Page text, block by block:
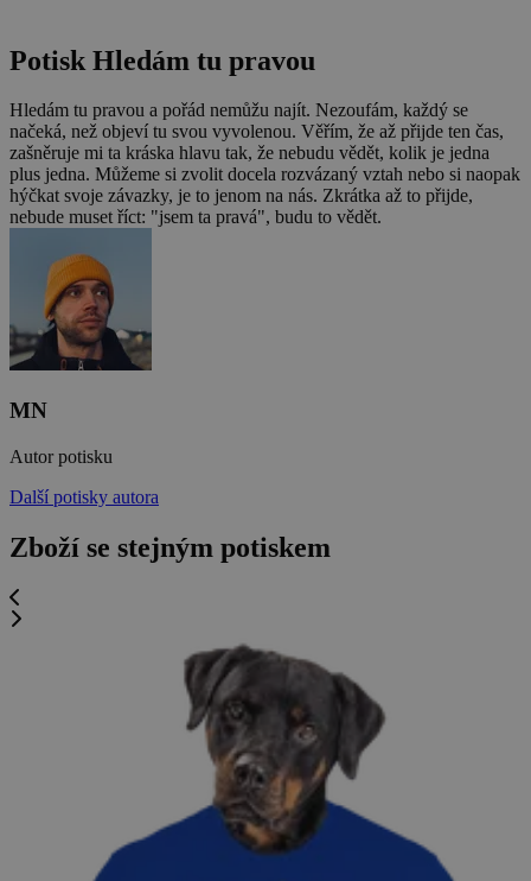
Potisk Hledám tu pravou
Hledám tu pravou a pořád nemůžu najít. Nezoufám, každý se
načeká, než objeví tu svou vyvolenou. Věřím, že až přijde ten čas,
zašněruje mi ta kráska hlavu tak, že nebudu vědět, kolik je jedna
plus jedna. Můžeme si zvolit docela rozvázaný vztah nebo si naopak
hýčkat svoje závazky, je to jenom na nás. Zkrátka až to přijde,
nebude muset říct: "jsem ta pravá", budu to vědět.
MN
Autor potisku
Další potisky autora
Zboží se stejným potiskem